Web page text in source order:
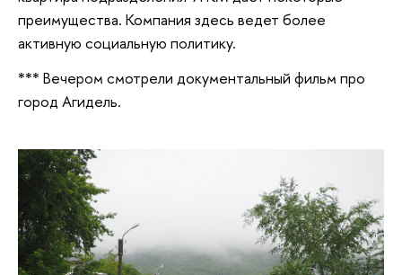
преимущества. Компания здесь ведет более
активную социальную политику.
*** Вечером смотрели документальный фильм про
город Агидель.